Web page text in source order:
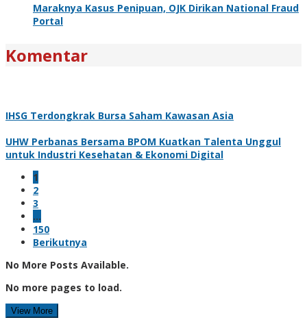
Maraknya Kasus Penipuan, OJK Dirikan National Fraud
Portal
Komentar
IHSG Terdongkrak Bursa Saham Kawasan Asia
UHW Perbanas Bersama BPOM Kuatkan Talenta Unggul
untuk Industri Kesehatan & Ekonomi Digital
1
2
3
…
150
Berikutnya
No More Posts Available.
No more pages to load.
View More